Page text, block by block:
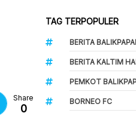
Share
0
TAG TERPOPULER
BERITA
BERITA KALTIM
PEMKOT
BORNEO FC